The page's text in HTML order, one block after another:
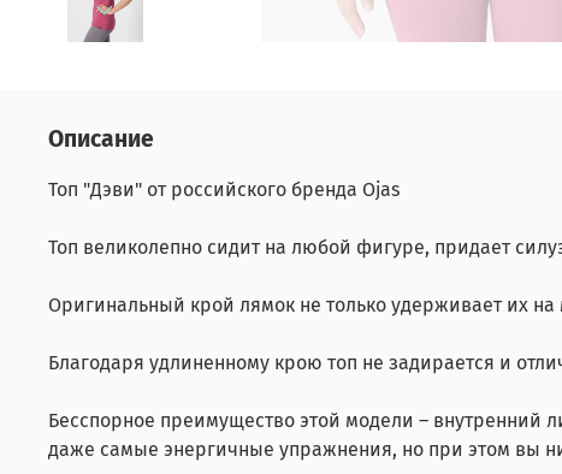
Описание
Топ "Дэви" от российского бренда Ojas
Топ великолепно сидит на любой фигуре, придает
Оригинальный крой лямок не только удерживает их
Благодаря удлиненному крою топ не задирается и
Бесспорное преимущество этой модели –
даже самые энергичные упражнения, но при этом вы